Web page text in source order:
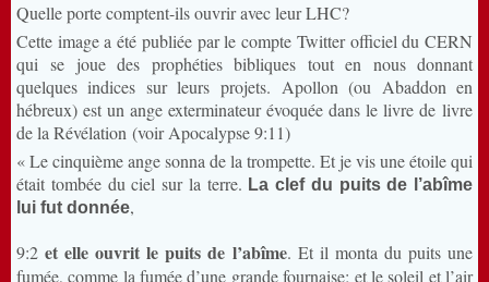
Quelle porte comptent-ils ouvrir avec leur LHC?
Cette image a été publiée par le compte Twitter officiel du CERN
qui se joue des prophéties bibliques tout en nous donnant
quelques indices sur leurs projets. Apollon (ou Abaddon en
hébreux) est un ange exterminateur évoquée dans le livre de livre
de la Révélation (voir Apocalypse 9:11)
« Le cinquième ange sonna de la trompette. Et je vis une étoile qui
était tombée du ciel sur la terre. La clef du puits de l’abîme
lui fut donnée,
9:2et elle ouvrit le puits de l’abîme. Et il monta du puits une
fumée, comme la fumée d’une grande fournaise; et le soleil et l’air